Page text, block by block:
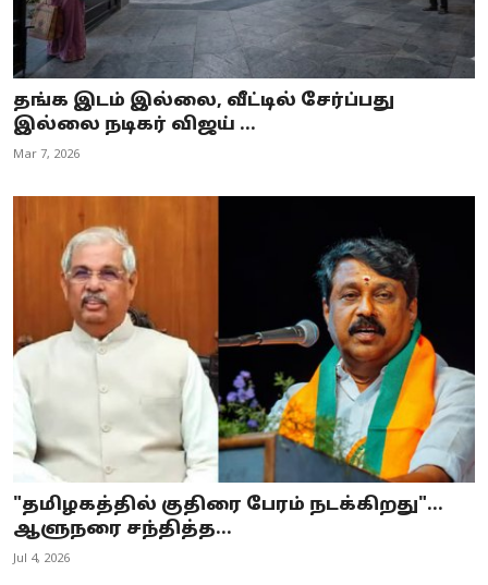
தங்க இடம் இல்லை, வீட்டில் சேர்ப்பது
இல்லை நடிகர் விஜய் ...
Mar 7, 2026
"தமிழகத்தில் குதிரை பேரம் நடக்கிறது"...
ஆளுநரை சந்தித்த...
Jul 4, 2026